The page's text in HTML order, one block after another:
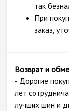
так
При
заказ,
Возврат и
- Дорогие
лет
лучших шин и